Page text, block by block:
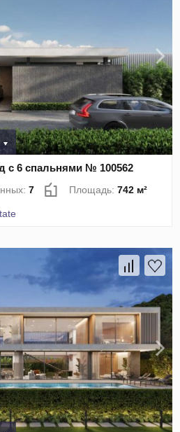
с 6 спальнями № 100562
7 Площадь:742 м²